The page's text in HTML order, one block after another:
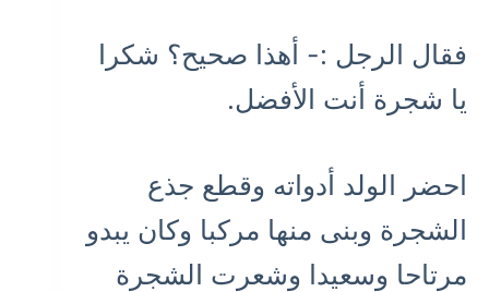
فقال الرجل :- أهذا صحيح؟ شكرا
يا شجرة أنت الأفضل.
احضر الولد أدواته وقطع جذع
الشجرة وبنى منها مركبا وكان يبدو
مرتاحا وسعيدا وشعرت الشجرة